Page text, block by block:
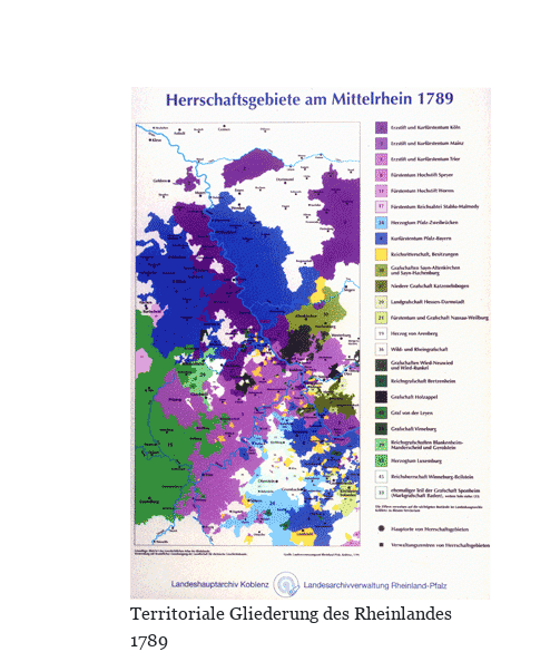
Territoriale Gliederung des Rheinlandes
1789